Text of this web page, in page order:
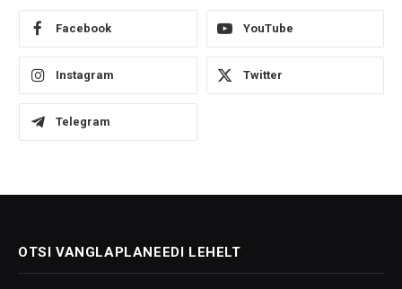
Facebook YouTube
Instagram Twitter
Telegram
OTSI VANGLAPLANEEDI LEHELT